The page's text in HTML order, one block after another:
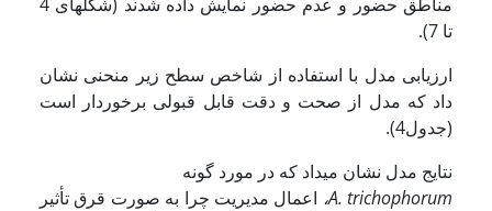
تا 7).
ارزیابی مدل با استفاده از شاخص سطح زیر منحنی نشان
داد که مدل از صحت و دقت قابل قبولی برخوردار است
(جدول4).
نتایج مدل نشان می­داد که در مورد گونه
A. trichophorum، اعمال مدیریت چرا به صورت قرق تأثیر